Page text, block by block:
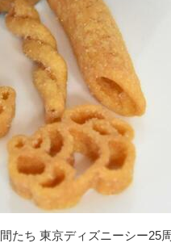
たち 東京ディズニーシー25